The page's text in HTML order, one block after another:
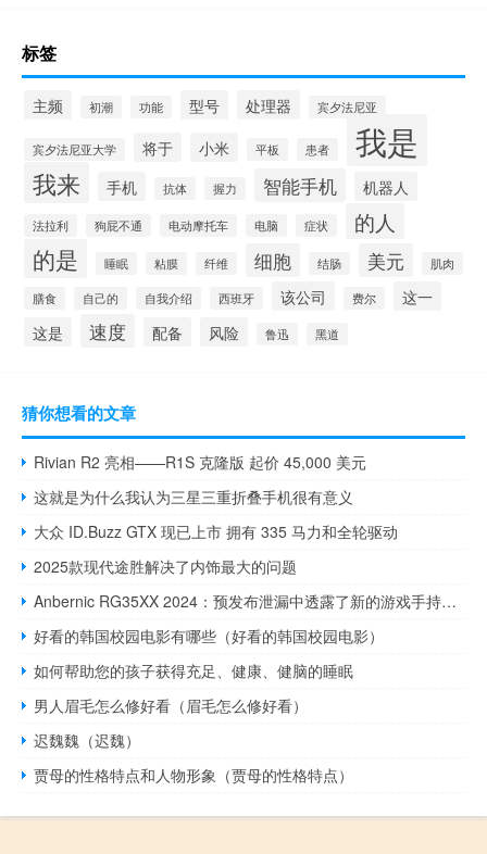
标签
主频 初潮 功能 型号 处理器 宾夕法尼亚
宾夕法尼亚大学 将于 小米 平板 患者 我是
我来 手机 抗体 握力 智能手机 机器人
法拉利 狗屁不通 电动摩托车 电脑 症状 的人
的是 睡眠 粘膜 纤维 细胞 结肠 美元 肌肉
膳食 自己的 自我介绍 西班牙 该公司 费尔
这一
这是
速度 配备 风险 鲁迅 黑道
猜你想看的文章
Rivian R2 亮相——R1S 克隆版 起价 45,000 美元
这就是为什么我认为三星三重折叠手机很有意义
大众 ID.Buzz GTX 现已上市 拥有 335 马力和全轮驱动
2025款现代途胜解决了内饰最大的问题
Anbernic RG35XX 2024：预发布泄漏中透露了新的游戏手持设备
好看的韩国校园电影有哪些（好看的韩国校园电影）
如何帮助您的孩子获得充足、健康、健脑的睡眠
男人眉毛怎么修好看（眉毛怎么修好看）
迟魏魏（迟魏）
贾母的性格特点和人物形象（贾母的性格特点）